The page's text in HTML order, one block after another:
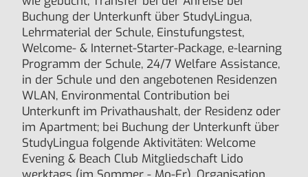
Buchung der Unterkunft über StudyLingua,
Lehrmaterial der Schule, Einstufungstest,
Welcome- & Internet-Starter-Package, e-learning
Programm der Schule, 24/7 Welfare Assistance,
in der Schule und den angebotenen Residenzen
WLAN, Environmental Contribution bei
Unterkunft im Privathaushalt, der Residenz oder
im Apartment; bei Buchung der Unterkunft über
StudyLingua folgende Aktivitäten: Welcome
Evening & Beach Club Mitgliedschaft Lido